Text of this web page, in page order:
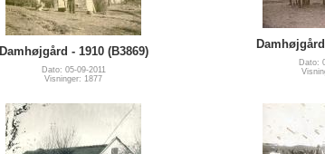
Damhøjgård - 1910 (B3869)
Dato: 05-09-2011
Visninger: 1877
Dato: